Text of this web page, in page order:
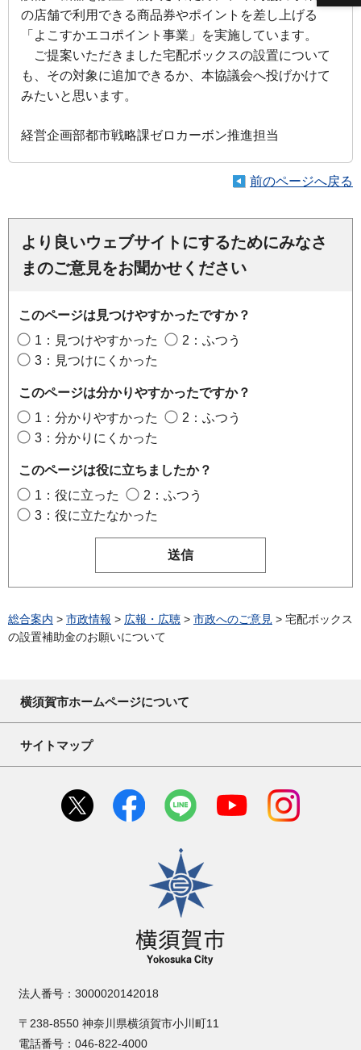
の店舗で利用できる商品券やポイントを差し上げる
「よこすかエコポイント事業」を実施しています。
ご提案いただきました宅配ボックスの設置について
も、その対象に追加できるか、本協議会へ投げかけて
みたいと思います。
経営企画部都市戦略課ゼロカーボン推進担当
前のページへ戻る
より良いウェブサイトにするためにみなさ
まのご意見をお聞かせください
このページは見つけやすかったですか？
1：見つけやすかった
2：ふつう
3：見つけにくかった
このページは分かりやすかったですか？
1：分かりやすかった
2：ふつう
3：分かりにくかった
このページは役に立ちましたか？
1：役に立った
2：ふつう
3：役に立たなかった
総合案内 > 市政情報 > 広報・広聴 > 市政へのご意見 > 宅配ボックス
の設置補助金のお願いについて
横須賀市ホームページについて
サイトマップ
横須賀市
法人番号：3000020142018
〒238-8550 神奈川県横須賀市小川町11
電話番号：046-822-4000